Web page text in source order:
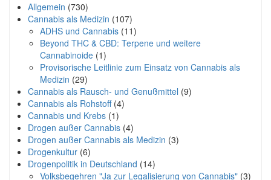
Allgemein (730)
Cannabis als Medizin (107)
ADHS und Cannabis (11)
Beyond THC & CBD: Terpene und weitere
Cannabinoide (1)
Provisorische Leitlinie zum Einsatz von Cannabis als
Medizin (29)
Cannabis als Rausch- und Genußmittel (9)
Cannabis als Rohstoff(4)
Cannabis und Krebs (1)
Drogen außer Cannabis (4)
Drogen außer Cannabis als Medizin (3)
Drogenkultur (6)
Drogenpolitik in Deutschland (14)
Volksbegehren "Ja zur Legalisierung von Cannabis" (3)